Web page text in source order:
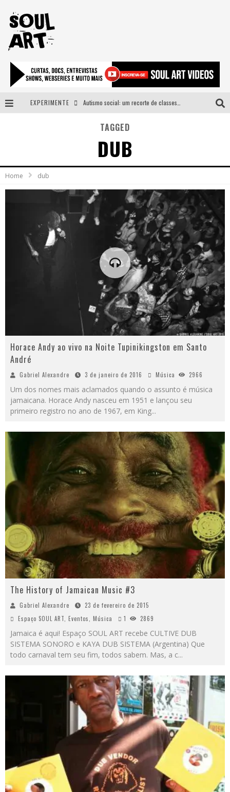
EXPERIMENTE
A subida da rampa é diferente!
Faça o bem! Mas, sem olhar a quem!?
Novo single de Arnaldo Tifu, “De Testa” explora brasilidade em sons, cores e símbolos
TAGGED
DUB
Home dub
Horace Andy ao vivo na Noite Tupinikingston em Santo
André
Gabriel Alexandre 3 de janeiro de 2016 Música 2966
Um dos nomes mais aclamados quando o assunto é música
jamaicana. Horace Andy nasceu em 1951 e lançou seu
primeiro registro no ano de 1967, em King...
The History of Jamaican Music #3
Gabriel Alexandre
23 de fevereiro de 2015
Espaço SOUL ART Eventos Música 1 2869
Jamaica é aqui! Espaço SOUL ART recebe CULTIVE DUB
SISTEMA SONORO e KAYA DUB SISTEMA (Argentina) Que
todo carnaval tem seu fim, todos sabem. Mas, a c...